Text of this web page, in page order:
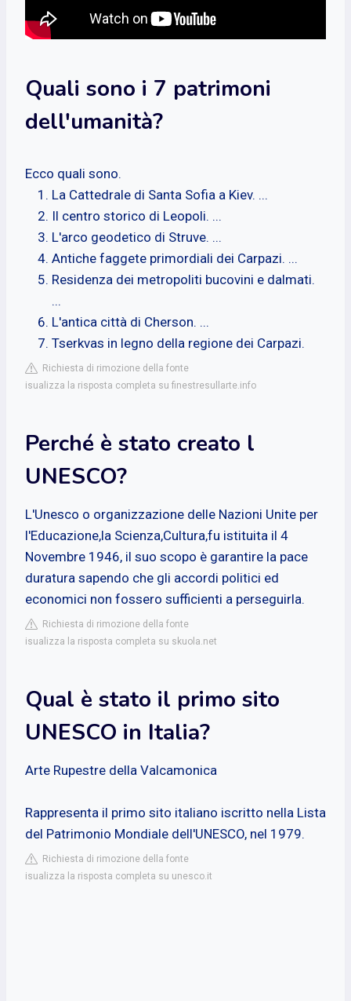
Quali sono i 7 patrimoni
dell'umanità?
Ecco quali sono.
La Cattedrale di Santa Sofia a Kiev. ...
Il centro storico di Leopoli. ...
L'arco geodetico di Struve. ...
Antiche faggete primordiali dei Carpazi. ...
Residenza dei metropoliti bucovini e dalmati.
...
L'antica città di Cherson. ...
Tserkvas in legno della regione dei Carpazi.
Richiesta di rimozione della fonte
isualizza la risposta completa su finestresullarte.info
Perché è stato creato l
UNESCO?
L'Unesco o organizzazione delle Nazioni Unite per
l'Educazione,la Scienza,Cultura,fu istituita il 4
Novembre 1946, il suo scopo è garantire la pace
duratura sapendo che gli accordi politici ed
economici non fossero sufficienti a perseguirla.
Richiesta di rimozione della fonte
isualizza la risposta completa su skuola.net
Qual è stato il primo sito
UNESCO in Italia?
Arte Rupestre della Valcamonica
Rappresenta il primo sito italiano iscritto nella Lista
del Patrimonio Mondiale dell'UNESCO, nel 1979.
Richiesta di rimozione della fonte
isualizza la risposta completa su unesco.it